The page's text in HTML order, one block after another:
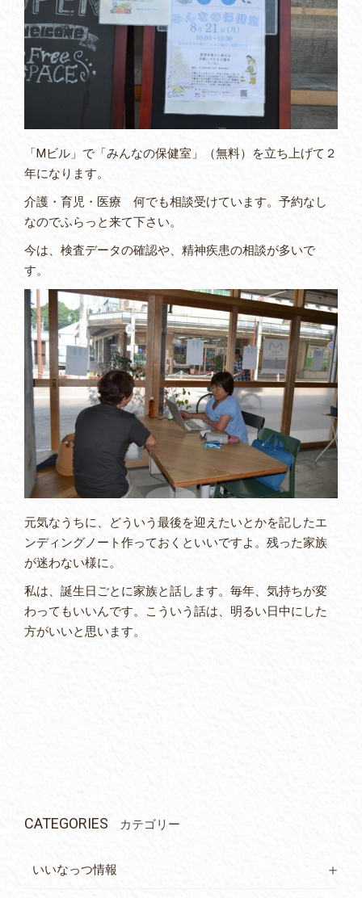
「Mビル」で「みんなの保健室」（無料）を立ち上げて２
年になります。
介護・育児・医療 何でも相談受けています。予約なし
なのでふらっと来て下さい。
今は、検査データの確認や、精神疾患の相談が多いで
す。
元気なうちに、どういう最後を迎えたいとかを記したエ
ンディングノート作っておくといいですよ。残った家族
が迷わない様に。
私は、誕生日ごとに家族と話します。毎年、気持ちが変
わってもいいんです。こういう話は、明るい日中にした
方がいいと思います。
CATEGORIES カテゴリー
いいなっつ情報